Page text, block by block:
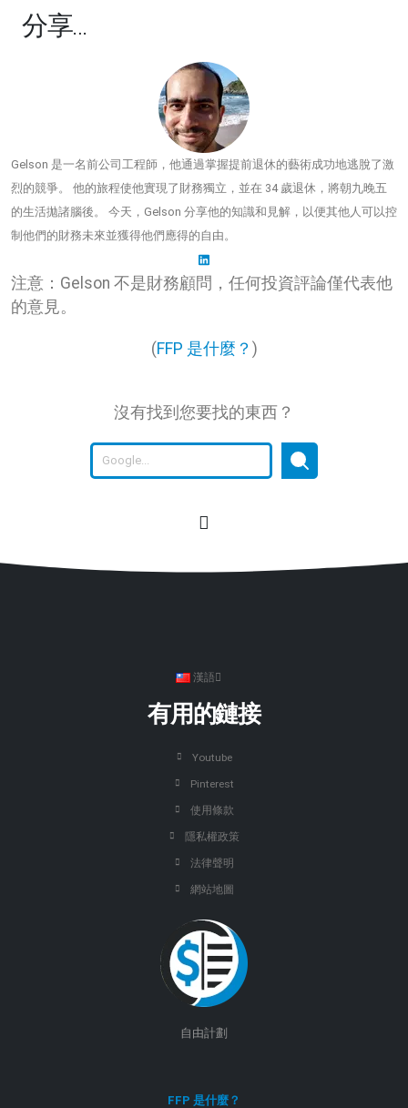
分享…
Gelson 是一名前公司工程師，他通過掌握提前退休的藝術成功地逃脫了激
烈的競爭。 他的旅程使他實現了財務獨立，並在 34 歲退休，將朝九晚五
的生活拋諸腦後。 今天，Gelson 分享他的知識和見解，以便其他人可以控
制他們的財務未來並獲得他們應得的自由。
注意：Gelson 不是財務顧問，任何投資評論僅代表他
的意見。
(FFP 是什麼？ )
沒有找到您要找的東西？
漢語
有用的鏈接
Youtube
Pinterest
使用條款
隱私權政策
法律聲明
網站地圖
自由計劃
FFP 是什麼？